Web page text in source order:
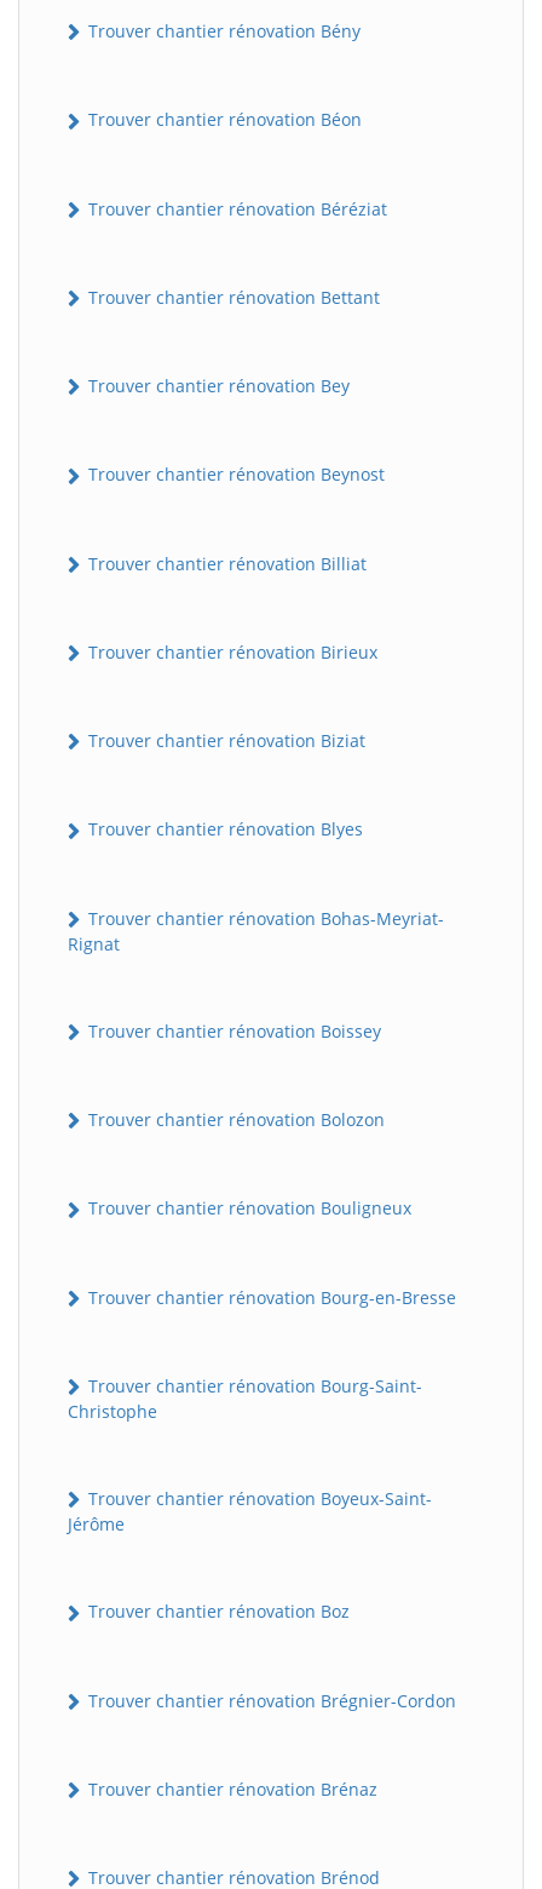
Trouver chantier rénovation Bény
Trouver chantier rénovation Béon
Trouver chantier rénovation Béréziat
Trouver chantier rénovation Bettant
Trouver chantier rénovation Bey
Trouver chantier rénovation Beynost
Trouver chantier rénovation Billiat
Trouver chantier rénovation Birieux
Trouver chantier rénovation Biziat
Trouver chantier rénovation Blyes
Trouver chantier rénovation Bohas-Meyriat-
Rignat
Trouver chantier rénovation Boissey
Trouver chantier rénovation Bolozon
Trouver chantier rénovation Bouligneux
Trouver chantier rénovation Bourg-en-Bresse
Trouver chantier rénovation Bourg-Saint-
Christophe
Trouver chantier rénovation Boyeux-Saint-
Jérôme
Trouver chantier rénovation Boz
Trouver chantier rénovation Brégnier-Cordon
Trouver chantier rénovation Brénaz
Trouver chantier rénovation Brénod